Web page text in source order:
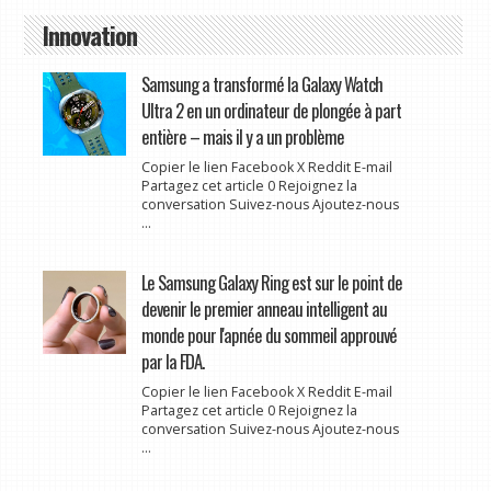
Innovation
Samsung a transformé la Galaxy Watch
Ultra 2 en un ordinateur de plongée à part
entière – mais il y a un problème
Copier le lien Facebook X Reddit E-mail
Partagez cet article 0 Rejoignez la
conversation Suivez-nous Ajoutez-nous
...
Le Samsung Galaxy Ring est sur le point de
devenir le premier anneau intelligent au
monde pour l'apnée du sommeil approuvé
par la FDA.
Copier le lien Facebook X Reddit E-mail
Partagez cet article 0 Rejoignez la
conversation Suivez-nous Ajoutez-nous
...